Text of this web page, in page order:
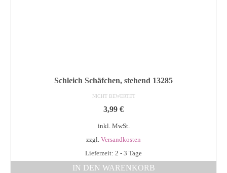
Schleich Schäfchen, stehend 13285
NICHT BEWERTET
3,99 €
inkl. MwSt.
zzgl. Versandkosten
Lieferzeit: 2 - 3 Tage
IN DEN WARENKORB